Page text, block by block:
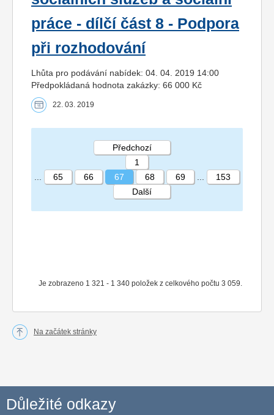
práce - dílčí část 8 - Podpora
při rozhodování
Lhůta pro podávání nabídek: 04. 04. 2019 14:00
Předpokládaná hodnota zakázky: 66 000 Kč
22. 03. 2019
STRÁNKA 67 153
Je zobrazeno 1 321 - 1 340 položek z celkového počtu 3 059.
Předchozí
1
65 66 67 68 69
153
Další
Na začátek stránky
Důležité odkazy